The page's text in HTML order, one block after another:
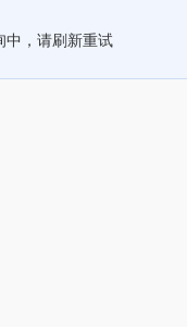
中，请刷新重试